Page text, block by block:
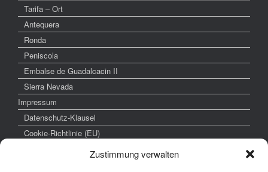
Zustimmung verwalten
Tarifa – Ort
Antequera
Ronda
Peniscola
Embalse de Guadalcacin II
Sierra Nevada
Impressum
Datenschutz-Klausel
Cookie-Richtlinie (EU)